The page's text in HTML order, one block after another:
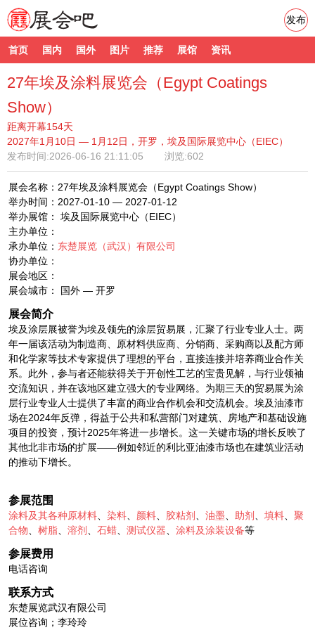
首页 国内 国外 图片 推荐 展馆 资讯
发布
27年埃及涂料展览会（Egypt Coatings
Show）
距离开幕154天
2027年1月10日 — 1月12日，开罗，埃及国际展览中心（EIEC）
发布时间:2026-06-16 21:11:05 浏览:602
展会名称：27年埃及涂料展览会（Egypt Coatings Show）
举办时间：2027-01-10 — 2027-01-12
举办展馆： 埃及国际展览中心（EIEC）
主办单位：
承办单位： 东楚展览（武汉）有限公司
协办单位：
展会地区：
展会城市： 国外 — 开罗
展会简介
埃及涂层展被誉为埃及领先的涂层贸易展，汇聚了行业专业人士。两
年一届该活动为制造商、原材料供应商、分销商、采购商以及配方师
和化学家等技术专家提供了理想的平台，直接连接并培养商业合作关
系。此外，参与者还能获得关于开创性工艺的宝贵见解，与行业领袖
交流知识，并在该地区建立强大的专业网络。为期三天的贸易展为涂
层行业专业人士提供了丰富的商业合作机会和交流机会。埃及油漆市
场在2024年反弹，得益于公共和私营部门对建筑、房地产和基础设施
项目的投资，预计2025年将进一步增长。这一关键市场的增长反映了
其他北非市场的扩展——例如邻近的利比亚油漆市场也在建筑业活动
的推动下增长。
参展范围
涂料及其各种原材料 染料 颜料 胶粘剂 油墨 助剂 填料
聚
合物
树脂 溶剂 石蜡 测试仪器 涂料及涂装设备等
参展费用
电话咨询
联系方式
东楚展览武汉有限公司
展位咨询；李玲玲